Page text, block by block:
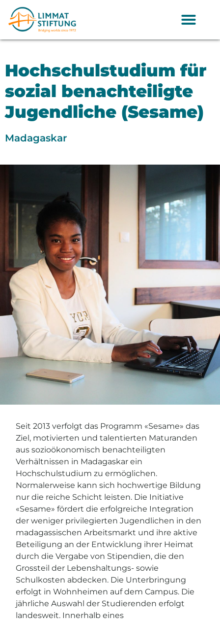
Hochschulstudium für
sozial benachteiligte
Jugendliche (Sesame)
Madagaskar
Seit 2013 verfolgt das Programm «Sesame» das
Ziel, motivierten und talentierten Maturanden
aus sozioökonomisch benachteiligten
Verhältnissen in Madagaskar ein
Hochschulstudium zu ermöglichen.
Normalerweise kann sich hochwertige Bildung
nur die reiche Schicht leisten. Die Initiative
«Sesame» fördert die erfolgreiche Integration
der weniger privilegierten Jugendlichen in den
madagassischen Arbeitsmarkt und ihre aktive
Beteiligung an der Entwicklung ihrer Heimat
durch die Vergabe von Stipendien, die den
Grossteil der Lebenshaltungs- sowie
Schulkosten abdecken. Die Unterbringung
erfolgt in Wohnheimen auf dem Campus. Die
jährliche Auswahl der Studierenden erfolgt
landesweit. Innerhalb eines